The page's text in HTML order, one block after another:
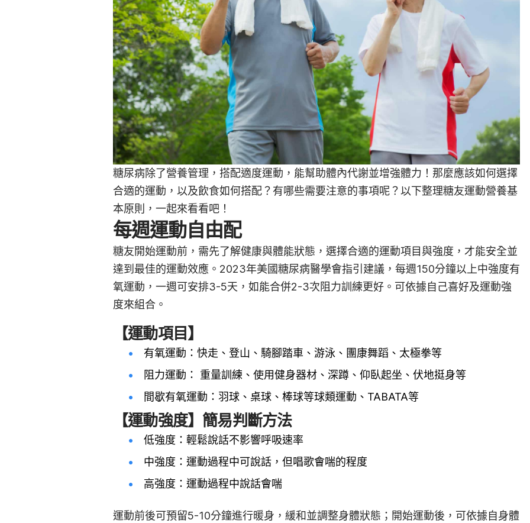
糖尿病除了營養管理，搭配適度運動，能幫助體內代謝並增強體力！那麼應該如何選擇
合適的運動，以及飲食如何搭配？有哪些需要注意的事項呢？以下整理糖友運動營養基
本原則，一起來看看吧！
每週運動自由配
糖友開始運動前，需先了解健康與體能狀態，選擇合適的運動項目與強度，才能安全並
達到最佳的運動效應。2023年美國糖尿病醫學會指引建議，每週150分鐘以上中強度有
氧運動，一週可安排3-5天，如能合併2-3次阻力訓練更好。可依據自己喜好及運動強
度來組合。
【運動項目】
有氧運動：快走、登山、騎腳踏車、游泳、團康舞蹈、太極拳等
阻力運動： 重量訓練、使用健身器材、深蹲、仰臥起坐、伏地挺身等
間歇有氧運動：羽球、桌球、棒球等球類運動、TABATA等
【運動強度】簡易判斷方法
低強度：輕鬆說話不影響呼吸速率
中強度：運動過程中可說話，但唱歌會喘的程度
高強度：運動過程中說話會喘
運動前後可預留5-10分鐘進行暖身，緩和並調整身體狀態；開始運動後，可依據自身體